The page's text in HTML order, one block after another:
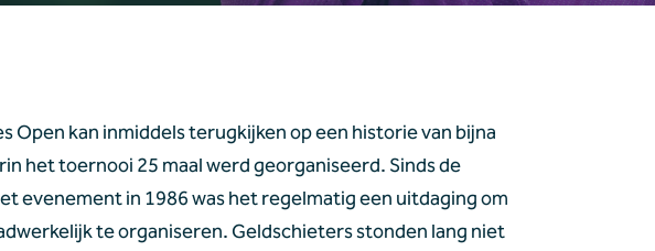
Open kan inmiddels terugkijken op een historie van bijna
het toernooi 25 maal werd georganiseerd. Sinds de
evenement in 1986 was het regelmatig een uitdaging om
te organiseren. Geldschieters stonden lang niet